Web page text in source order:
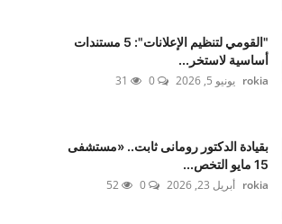
"القومي لتنظيم الإعلانات": 5 مستندات
أساسية لاستخر...
rokia يونيو 5, 2026 0
31
بقيادة الدكتور رومانى ثابت.. «مستشفى
15 مايو التخص...
rokia أبريل 23, 2026 0
52